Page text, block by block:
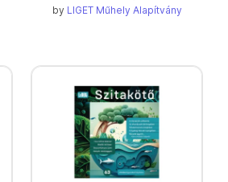
by LIGET Műhely Alapítvány